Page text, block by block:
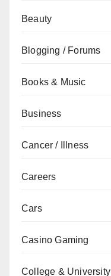
Beauty
Blogging / Forums
Books & Music
Business
Cancer / Illness
Careers
Cars
Casino Gaming
College & University